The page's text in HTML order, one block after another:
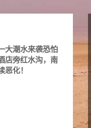
大潮水来袭恐怕
店旁红水沟，南
化！